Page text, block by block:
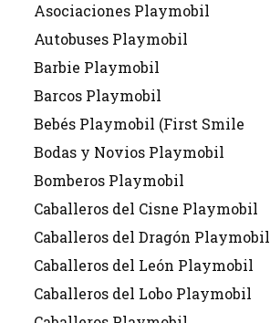
Asociaciones Playmobil
Autobuses Playmobil
Barbie Playmobil
Barcos Playmobil
Bebés Playmobil (First Smile
Bodas y Novios Playmobil
Bomberos Playmobil
Caballeros del Cisne Playmobil
Caballeros del Dragón Playmobil
Caballeros del León Playmobil
Caballeros del Lobo Playmobil